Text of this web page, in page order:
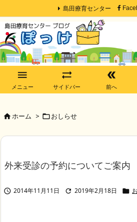

メニュー

サイドバー

前へ
島田療育センター
ホーム > おしらせ
外来受診の予約についてご案内
 2014年11月11日  2019年2月18日 